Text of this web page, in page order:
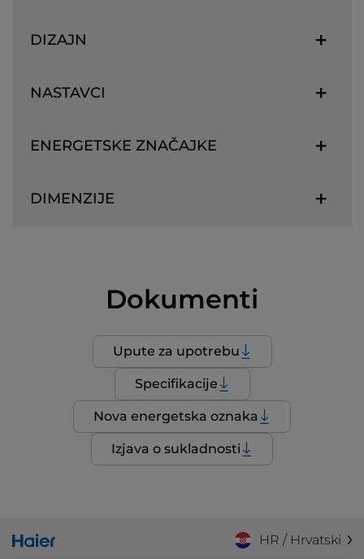
DIZAJN
NASTAVCI
ENERGETSKE ZNAČAJKE
DIMENZIJE
Dokumenti
Upute za upotrebu
Specifikacije
Nova energetska oznaka
Izjava o sukladnosti
HR / Hrvatski